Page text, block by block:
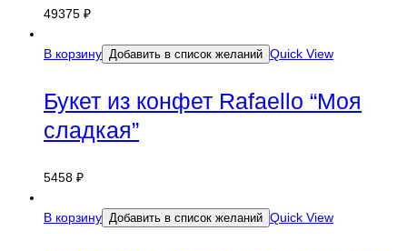
49375 ₽
В корзину Добавить в список желаний Quick View
Букет из конфет Rafaello “Моя
сладкая”
5458 ₽
В корзину Добавить в список желаний Quick View